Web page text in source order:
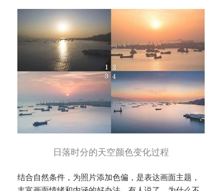
日落时分的天空颜色变化过程
结合自然条件，为照片添加色偏，是表达画面主题，